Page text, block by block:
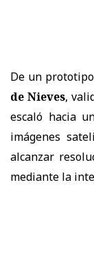
De un
de Nieves,
escaló hacia
imágenes
alcanzar
mediante la